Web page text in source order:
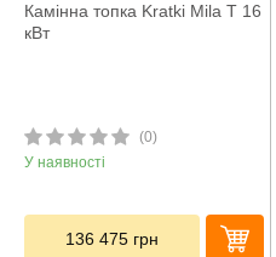
Камінна топка Kratki Mila T 16
кВт
(0)
У наявності
136 475 грн